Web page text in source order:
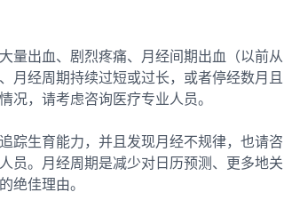
量出血、剧烈疼痛、月经间期出血（以前从
月经周期持续过短或过长，或者停经数月且
况，请考虑咨询医疗专业人员。
踪生育能力，并且发现月经不规律，也请咨
员。月经周期是减少对日历预测、更多地关
绝佳理由。